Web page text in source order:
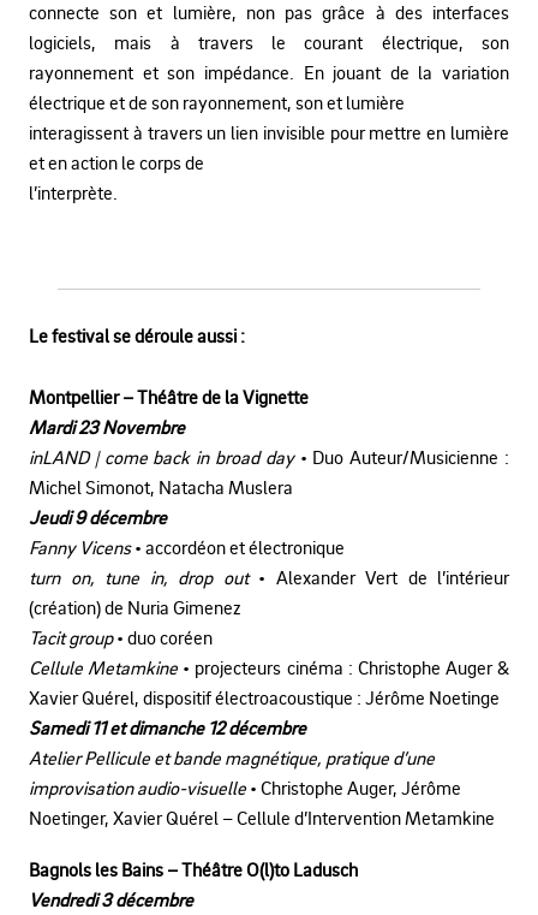
connecte son et lumière, non pas grâce à des interfaces
logiciels, mais à travers le courant électrique, son
rayonnement et son impédance. En jouant de la variation
électrique et de son rayonnement, son et lumière
interagissent à travers un lien invisible pour mettre en lumière
et en action le corps de
l’interprète.
Le festival se déroule aussi :
Montpellier – Théâtre de la Vignette
Mardi 23 Novembre
inLAND | come back in broad day• Duo Auteur/Musicienne :
Michel Simonot, Natacha Muslera
Jeudi 9 décembre
Fanny Vicens• accordéon et électronique
turn on, tune in, drop out• Alexander Vert de l’intérieur
(création) de Nuria Gimenez
Tacit group• duo coréen
Cellule Metamkine • projecteurs cinéma : Christophe Auger &
Xavier Quérel, dispositif électroacoustique : Jérôme Noetinge
Samedi 11 et dimanche 12 décembre
Atelier Pellicule et bande magnétique, pratique d’une
improvisation audio-visuelle • Christophe Auger, Jérôme
Noetinger, Xavier Quérel – Cellule d’Intervention Metamkine
Bagnols les Bains – Théâtre O(l)to Ladusch
Vendredi 3 décembre